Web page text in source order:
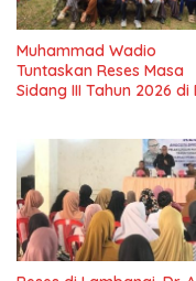
Muhammad Wadio
Tuntaskan Reses Masa
Sidang III Tahun 2026 di